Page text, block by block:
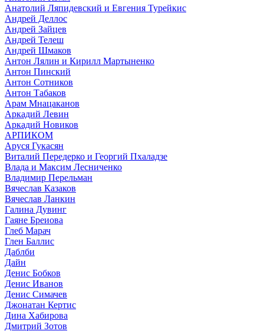
Анатолий Ляпидевский и Евгения Турейкис
Андрей Деллос
Андрей Зайцев
Андрей Телеш
Андрей Шмаков
Антон Лялин и Кирилл Мартыненко
Антон Пинский
Антон Сотников
Антон Табаков
Арам Мнацаканов
Аркадий Левин
Аркадий Новиков
АРПИКОМ
Аруся Гукасян
Виталий Передерко и Георгий Пхаладзе
Влада и Максим Лесниченко
Владимир Перельман
Вячеслав Казаков
Вячеслав Ланкин
Галина Дувинг
Гаяне Бреиова
Глеб Марач
Глен Баллис
Даблби
Дайн
Денис Бобков
Денис Иванов
Денис Симачев
Джонатан Кертис
Дина Хабирова
Дмитрий Зотов